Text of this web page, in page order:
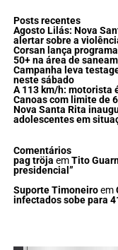
Posts recentes
Agosto Lilás: Nova
alertar sobre a
Corsan lança
50+ na área de
Campanha leva
neste sábado
A 113 km/h: motorista
Canoas com limite de
Nova Santa Rita
adolescentes em
Comentários
pag tröja emTito
presidencial”
Suporte Timoneiroem
infectados sobe para